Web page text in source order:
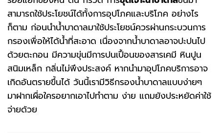
สามารถใช้ประโยชน์ได้ทั้งการอุปโภคและบริโภค อย่างไร
ก็ตาม ก่อนนำน้ำบาดาลมาใช้ประโยชน์ควรผ่านกระบวนการ
กรองเพื่อให้ได้น้ำที่สะอาด เนื่องจากน้ำบาดาลอาจปะปนไป
ด้วยตะกอน มีความขุ่นมีการปนเปื้อนของสารเคมี หินปูน
สนิมเหล็ก กลิ่นไม่พึงประสงค์ หากนำมาอุปโภคบริการอาจ
เกิดอันตรายขึ้นได้ วันนี้เรามีวิธีกรองน้ำบาดาลแบบง่ายๆ
มาฝากเผื่อใครอยากเอาไปทำตาม ง่าย แถมยังประหยัดค่าใช้
จ่ายด้วย